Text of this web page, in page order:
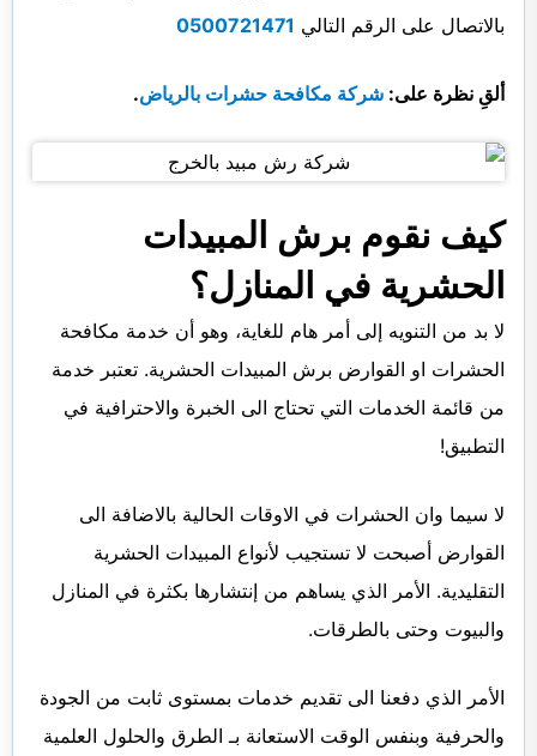
بالاتصال على الرقم التالي 0500721471
ألقِ نظرة على: شركة مكافحة حشرات بالرياض.
كيف نقوم برش المبيدات
الحشرية في المنازل؟
لا بد من التنويه إلى أمر هام للغاية، وهو أن خدمة مكافحة
الحشرات او القوارض برش المبيدات الحشرية. تعتبر خدمة
من قائمة الخدمات التي تحتاج الى الخبرة والاحترافية في
التطبيق!
لا سيما وان الحشرات في الاوقات الحالية بالاضافة الى
القوارض أصبحت لا تستجيب لأنواع المبيدات الحشرية
التقليدية. الأمر الذي يساهم من إنتشارها بكثرة في المنازل
والبيوت وحتى بالطرقات.
الأمر الذي دفعنا الى تقديم خدمات بمستوى ثابت من الجودة
والحرفية وبنفس الوقت الاستعانة بـ الطرق والحلول العلمية